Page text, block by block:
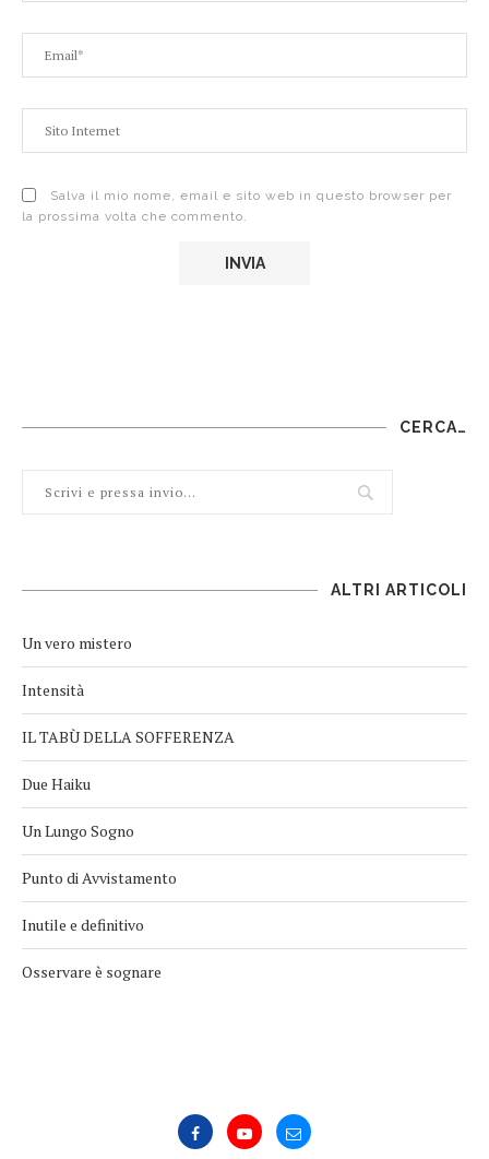
Salva il mio nome, email e sito web in questo browser per
la prossima volta che commento.
CERCA…
ALTRI ARTICOLI
Un vero mistero
Intensità
IL TABÙ DELLA SOFFERENZA
Due Haiku
Un Lungo Sogno
Punto di Avvistamento
Inutile e definitivo
Osservare è sognare